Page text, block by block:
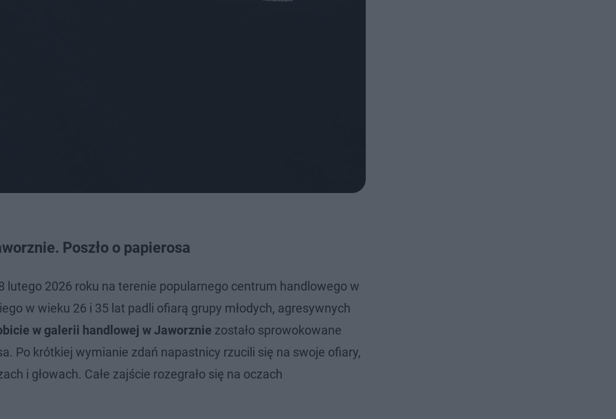
Poszło o papierosa
lutego 2026 roku na terenie popularnego centrum handlowego w
w wieku 26 i 35 lat padli ofiarą grupy młodych, agresywnych
w galerii handlowej w Jaworznie zostało sprowokowane
Po krótkiej wymianie zdań napastnicy rzucili się na swoje ofiary,
i głowach. Całe zajście rozegrało się na oczach